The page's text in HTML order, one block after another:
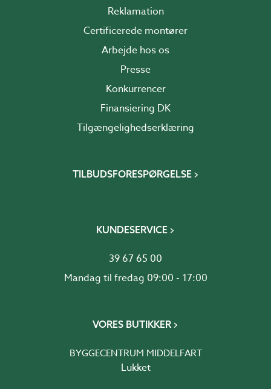
Reklamation
Certificerede montører
Arbejde hos os
Presse
Konkurrencer
Finansiering DK
Tilgængelighedserklæring
TILBUDSFORESPØRGELSE
KUNDESERVICE
39 67 65 00
Mandag til fredag 09:00 - 17:00
VORES BUTIKKER
BYGGECENTRUM MIDDELFART
Lukket